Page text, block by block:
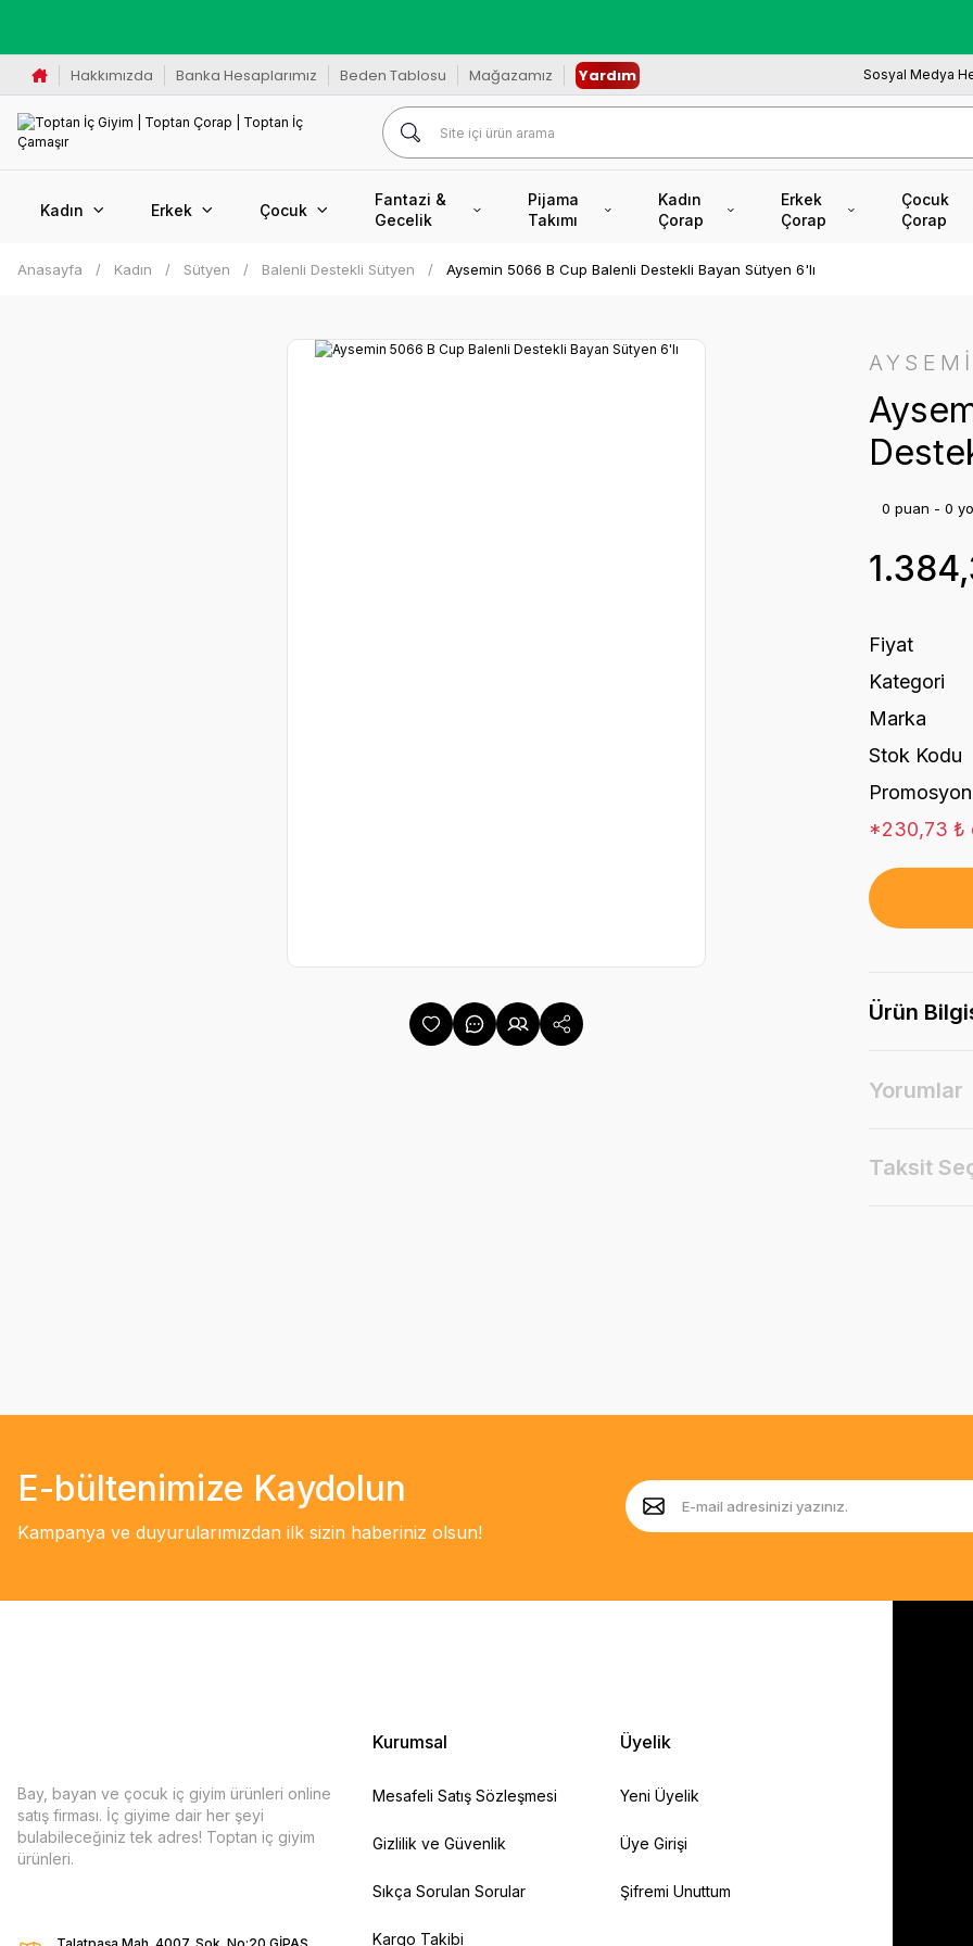
Hakkımızda Banka Hesaplarımız Beden Tablosu Mağazamız Yardım Sosyal Medya
Kadın Erkek Çocuk
Fantazi &
Gecelik
Pijama
Takımı
Kadın
Çorap
Erkek
Çorap
Çocuk
Çorap
Anasayfa Kadın Sütyen Balenli Destekli Sütyen Aysemin 5066 B Cup Balenli Destekli Bayan Sütyen 6'lı
0 puan - 0
Fiyat
Kategori
Marka
Stok Kodu
Promosyon
*230,73 ₺
Ürün
Yorumlar
Taksit
E-bültenimize Kaydolun
Kampanya ve duyurularımızdan ilk sizin haberiniz olsun!
Bay, bayan ve çocuk iç giyim ürünleri online
satış firması. İç giyime dair her şeyi
bulabileceğiniz tek adres! Toptan iç giyim
ürünleri.
Kurumsal
Mesafeli Satış Sözleşmesi
Gizlilik ve Güvenlik
Sıkça Sorulan Sorular
Kargo Takibi
Üyelik
Yeni Üyelik
Üye Girişi
Şifremi Unuttum